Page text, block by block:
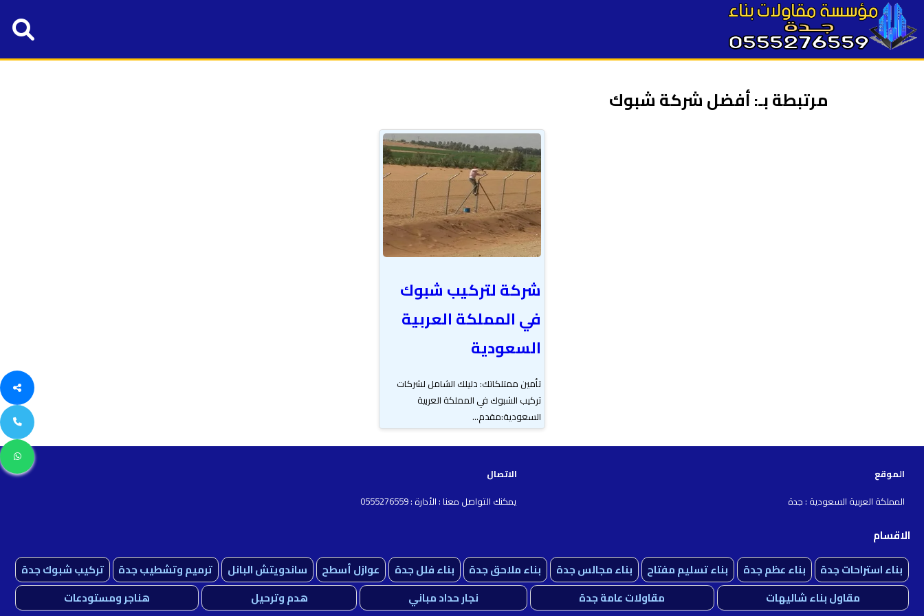
مرتبطة بـ: أفضل شركة شبوك
شركة لتركيب شبوك
في المملكة العربية
السعودية
تأمين ممتلكاتك: دليلك الشامل لشركات
تركيب الشبوك في المملكة العربية
السعودية:مقدم...
الموقع
الاتصال
المملكة العربية السعودية : جدة
يمكنك التواصل معنا : الأدارة : 0555276559
الاقسام
بناء استراحات جدة
بناء عظم جدة بناء تسليم مفتاح بناء مجالس جدة بناء ملاحق جدة بناء فلل جدة عوازل أسطح ساندويتش البانل ترميم وتشطيب جدة
تركيب شبوك جدة
مقاول بناء شاليهات
مقاولات عامة جدة نجار حداد مباني هدم وترحيل هناجر ومستودعات